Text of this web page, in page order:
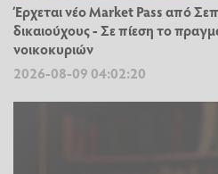
Έρχεται νέο Market Pass από
δικαιούχους - Σε πίεση το
νοικοκυριών
2026-08-09 04:02:20